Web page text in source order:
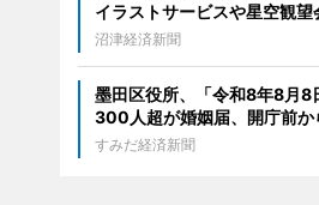
イラストサービスや星空観望
沼津経済新聞
墨田区役所、「令和8年8月
300人超が婚姻届、開庁前か
すみだ経済新聞